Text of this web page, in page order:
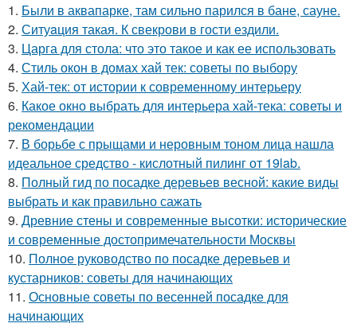
1. Были в аквапарке, там сильно парился в бане, сауне.
2. Ситуaция такая. К свекрови в гости ездили.
3. Царга для стола: что это такое и как ее использовать
4. Стиль окон в домах хай тек: советы по выбору
5. Хай-тек: от истории к современному интерьеру
6. Какое окно выбрать для интерьера хай-тека: советы и
рекомендации
7. В борьбе с прыщами и неровным тоном лица нашла
идеальное средство - кислотный пилинг от 19lab.
8. Полный гид по посадке деревьев весной: какие виды
выбрать и как правильно сажать
9. Древние стены и современные высотки: исторические
и современные достопримечательности Москвы
10. Полное руководство по посадке деревьев и
кустарников: советы для начинающих
11. Основные советы по весенней посадке для
начинающих